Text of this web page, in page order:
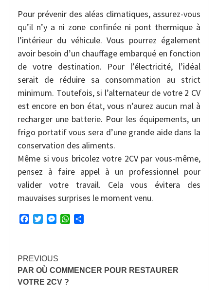
Pour prévenir des aléas climatiques, assurez-vous
qu’il n’y a ni zone confinée ni pont thermique à
l’intérieur du véhicule. Vous pourrez également
avoir besoin d’un chauffage embarqué en fonction
de votre destination. Pour l’électricité, l’idéal
serait de réduire sa consommation au strict
minimum. Toutefois, si l’alternateur de votre 2 CV
est encore en bon état, vous n’aurez aucun mal à
recharger une batterie. Pour les équipements, un
frigo portatif vous sera d’une grande aide dans la
conservation des aliments.
Même si vous bricolez votre 2CV par vous-même,
pensez à faire appel à un professionnel pour
valider votre travail. Cela vous évitera des
mauvaises surprises le moment venu.
FacebookTwitterMessengerWhatsApp
Continue
Reading
PREVIOUS
PAR OÙ COMMENCER POUR RESTAURER
VOTRE 2CV ?